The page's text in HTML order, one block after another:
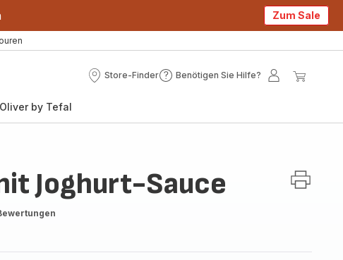
Zum Sale
Store-Finder
Store-
Benötigen Sie Hilfe?
Benötigen
Mein
by Tefal
Joghurt-Sauce